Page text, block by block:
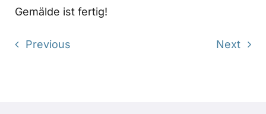
Gemälde ist fertig!
Previous Next